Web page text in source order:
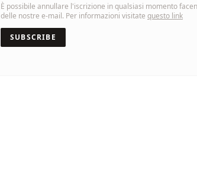
È possibile annullare l'iscrizione in qualsiasi momento
delle nostre e-mail. Per informazioni visitatequesto link